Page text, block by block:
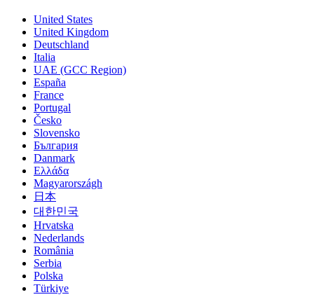
United States
United Kingdom
Deutschland
Italia
UAE (GCC Region)
España
France
Portugal
Česko
Slovensko
България
Danmark
Ελλάδα
Magyarországh
日本
대한민국
Hrvatska
Nederlands
România
Serbia
Polska
Türkiye